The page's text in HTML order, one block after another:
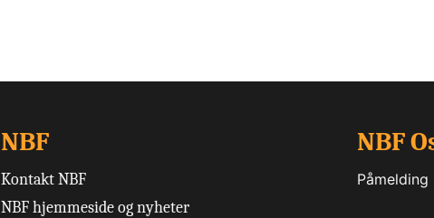
NBF
Kontakt NBF
NBF hjemmeside og nyheter
NBF
Påmelding